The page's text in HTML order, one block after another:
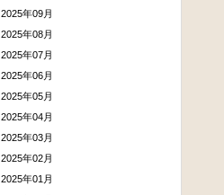
2025年09月
2025年08月
2025年07月
2025年06月
2025年05月
2025年04月
2025年03月
2025年02月
2025年01月